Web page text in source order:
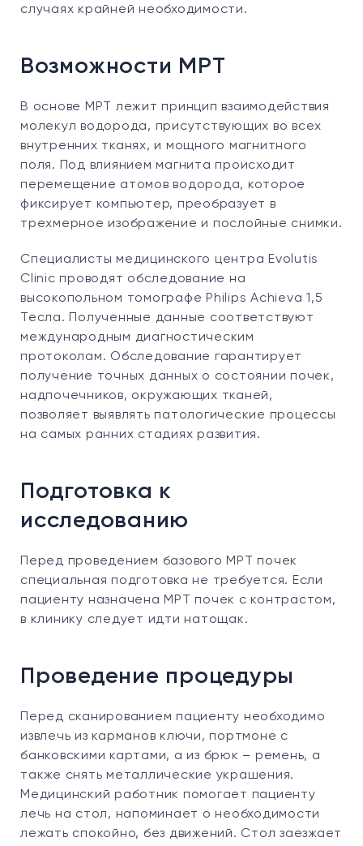
случаях крайней необходимости.
Возможности МРТ
В основе МРТ лежит принцип взаимодействия
молекул водорода, присутствующих во всех
внутренних тканях, и мощного магнитного
поля. Под влиянием магнита происходит
перемещение атомов водорода, которое
фиксирует компьютер, преобразует в
трехмерное изображение и послойные снимки.
Специалисты медицинского центра Evolutis
Clinic проводят обследование на
высокопольном томографе Philips Achieva 1,5
Тесла. Полученные данные соответствуют
международным диагностическим
протоколам. Обследование гарантирует
получение точных данных о состоянии почек,
надпочечников, окружающих тканей,
позволяет выявлять патологические процессы
на самых ранних стадиях развития.
Подготовка к
исследованию
Перед проведением базового МРТ почек
специальная подготовка не требуется. Если
пациенту назначена МРТ почек с контрастом,
в клинику следует идти натощак.
Проведение процедуры
Перед сканированием пациенту необходимо
извлечь из карманов ключи, портмоне с
банковскими картами, а из брюк – ремень, а
также снять металлические украшения.
Медицинский работник помогает пациенту
лечь на стол, напоминает о необходимости
лежать спокойно, без движений. Стол заезжает